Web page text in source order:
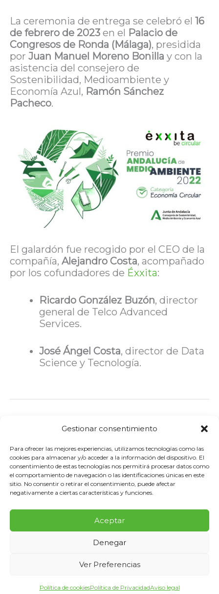
Gestionar consentimiento
Para ofrecer las mejores experiencias, utilizamos tecnologías como las
cookies para almacenar y/o acceder a la información del dispositivo. El
consentimiento de estas tecnologías nos permitirá procesar datos como
el comportamiento de navegación o las identificaciones únicas en este
sitio. No consentir o retirar el consentimiento, puede afectar
negativamente a ciertas características y funciones.
Aceptar
Denegar
Ver Preferencias
Política de cookiesPolítica de PrivacidadAviso legal
La ceremonia de entrega se celebró el 16
de febrero de 2023 en el Palacio de
Congresos de Ronda (Málaga), presidida
por Juan Manuel Moreno Bonilla y con la
asistencia del consejero de
Sostenibilidad, Medioambiente y
Economía Azul, Ramón Sánchez
Pacheco.
El galardón fue recogido por el CEO de la
compañía, Alejandro Costa, acompañado
por los cofundadores de Éxxita:
Ricardo González Buzón, director
general de Telco Advanced
Services.
José Ángel Costa, director de Data
Science y Tecnología.
©Éxxita - Política de privacidad
Política de Cookies